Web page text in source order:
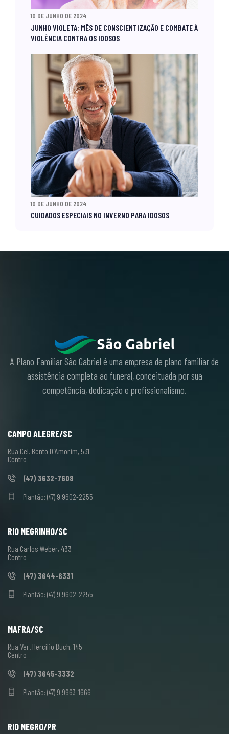
10 DE JUNHO DE 2024
JUNHO VIOLETA: MÊS DE CONSCIENTIZAÇÃO E COMBATE À
VIOLÊNCIA CONTRA OS IDOSOS
10 DE JUNHO DE 2024
CUIDADOS ESPECIAIS NO INVERNO PARA IDOSOS
A Plano Familiar São Gabriel é uma empresa de plano familiar de
assistência completa ao funeral, conceituada por sua
competência, dedicação e profissionalismo.
CAMPO ALEGRE/SC
Rua Cel. Bento D`Amorim, 531
Centro
(47) 3632-7608
Plantão: (47) 9 9602-2255
RIO NEGRINHO/SC
Rua Carlos Weber, 433
Centro
(47) 3644-6331
Plantão: (47) 9 9602-2255
MAFRA/SC
Rua Ver. Hercílio Buch, 145
Centro
(47) 3645-3332
Plantão: (47) 9 9963-1666
RIO NEGRO/PR